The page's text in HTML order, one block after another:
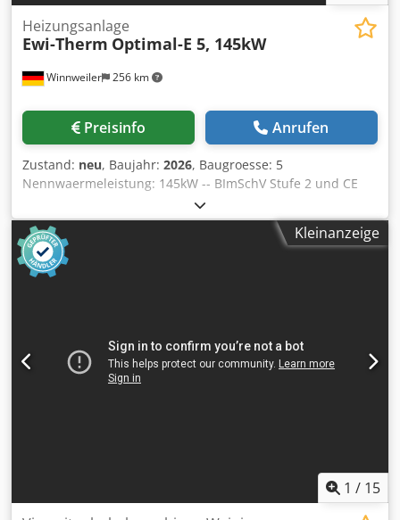
Winnweiler 256 km
Heizungsanlage
Ewi-Therm Optimal-E 5, 145kW
Preisinfo Anrufen
Zustand: neu, Baujahr: 2026, Baugroesse: 5
Nennwaermeleistung: 145kW -- BImSchV Stufe 2 und CE
konform-- Brennraum vollstaendig schamottiert Fuer
Raeume von: 3.800 m³ (nach DIN) Brennstoff: Scheitholz,
Spanplatten, Spaene, Spaenebriketts Brennstoffverbrauch:
35 - 40 kg/h Geblaeseluftleistung, freiblasend: 9.400
m³/Std. Credpedlhcrjfx Ah Esf Ausblasoeffnung: Ø 700mm
Kleinanzeige
1 / 15